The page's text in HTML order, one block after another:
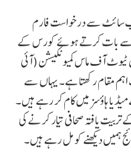
سائٹ سے درخواست فارم
سے بات کرتے ہوئے کورس کے
ٹیوٹ آف ماس کمیونکیشن (آئی
اہم مقام رکھتا ہے۔ یہاں سے
ہاؤسز میں کام کر رہے ہیں۔
یافتہ صحافی تیار کرنے کی
ہمیں دیکھنے کو مل رہے ہیں۔